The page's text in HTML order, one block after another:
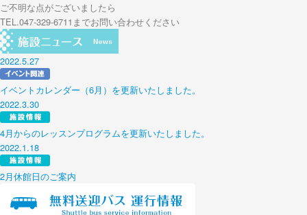
ご不明な点がございましたら
TEL.047-329-6711までお問い合わせください
2022.5.27
イベントカレンダー（6月）を更新いたしました。
2022.3.30
4月からのレッスンプログラムを更新いたしました。
2022.1.18
2月休館日のご案内